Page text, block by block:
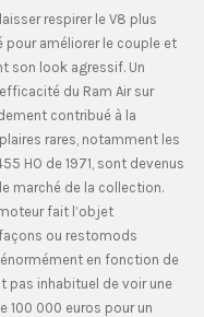
respirer le V8 plus
améliorer le couple et
son look agressif. Un
du Ram Air sur
contribué à la
rares, notamment les
HO de 1971, sont devenus
marché de la collection.
fait l’objet
ou restomods
en fonction de
pas inhabituel de voir une
100 000 euros pour un